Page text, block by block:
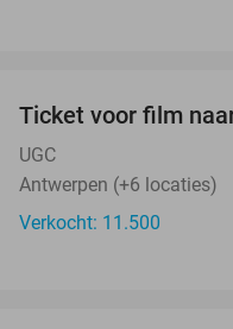
Ticket voor film
UGC
Antwerpen (+6 locaties)
Verkocht: 11.500